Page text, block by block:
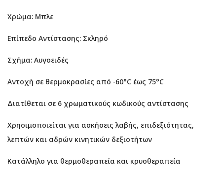
Χρώμα: Μπλε
Επίπεδο Αντίστασης: Σκληρό
Σχήμα: Αυγοειδές
Αντοχή σε θερμοκρασίες από -60°C έως 75°C
Διατίθεται σε 6 χρωματικούς κωδικούς αντίστασης
Χρησιμοποιείται για ασκήσεις λαβής, επιδεξιότητας,
λεπτών και αδρών κινητικών δεξιοτήτων
Κατάλληλο για θερμοθεραπεία και κρυοθεραπεία